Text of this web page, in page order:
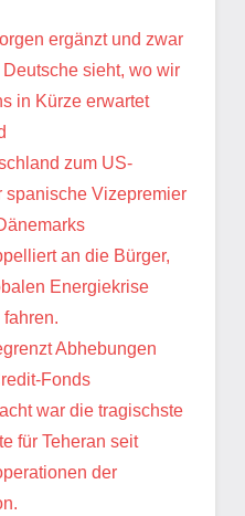
ergänzt und zwar
sieht, wo wir
in Kürze erwartet
zum US-
spanische Vizepremier
an die Bürger,
Energiekrise
fahren.
Abhebungen
Fonds
war die tragischste
für Teheran seit
der